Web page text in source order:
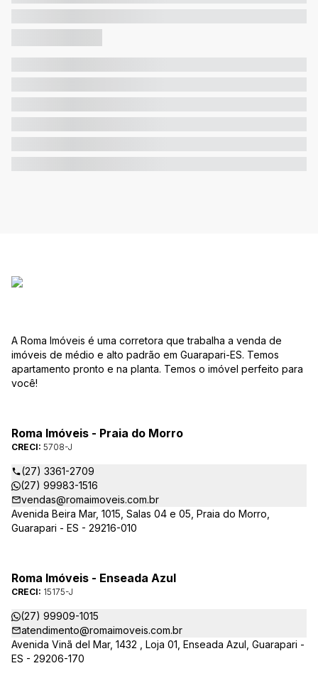
A Roma Imóveis é uma corretora que trabalha a venda de
imóveis de médio e alto padrão em Guarapari-ES. Temos
apartamento pronto e na planta. Temos o imóvel perfeito para
você!
Roma Imóveis - Praia do Morro
CRECI: 5708-J
(27) 3361-2709
(27) 99983-1516
vendas@romaimoveis.com.br
Avenida Beira Mar, 1015, Salas 04 e 05, Praia do Morro,
Guarapari - ES - 29216-010
Roma Imóveis - Enseada Azul
CRECI: 15175-J
(27) 99909-1015
atendimento@romaimoveis.com.br
Avenida Vinã del Mar, 1432 , Loja 01, Enseada Azul, Guarapari -
ES - 29206-170